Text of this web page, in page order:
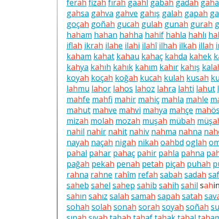
ferah fizah fırah gaahl gabah gadah gah
gahsa gahva gahve gahış galah gapah
goçah goñah gucah gulah gunah gurah
haham hahan hahha hahif hahla hahlı h
iflah ikrah ilahe ilahi ilahî ilhah ilkah illah
kaham kahat kahau kahaç kahda kahek k
kahya kahıh kahık kahım kahır kahış kal
koyah koçah koğah kucah kulah kusah
lahmu lahor lahos lahoz lahra lahti lahut l
mahfe mahfi mahir mahiç mahla mahle m
mahut mahve mahvi mahya mahçe mahös
mizah molah mozah muşah mübah müş
nahil nahir nahit nahiv nahma nahna nah
nayah naçah nigah nikah oahbd oglah
pahal pahar pahaç pahir pahla pahna p
pağah pekah penah petah piçah puhah
rahna rahne rahîm refah sabah sadah saf
saheb sahel sahep sahib sahih sahil sahin
sahın sahız salah samah sapah satah sav
sohah solah sonah sorah soyah soñah